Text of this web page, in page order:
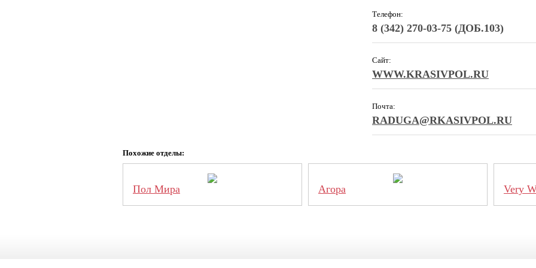
Телефон:
8 (342) 270-03-75 (ДОБ.103)
Сайт:
WWW.KRASIVPOL.RU
Почта:
RADUGA@RKASIVPOL.RU
Похожие отделы:
Пол Мира Агора Very